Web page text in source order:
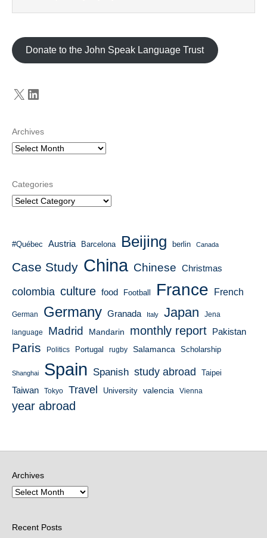
Donate to the John Speak Language Trust
X LinkedIn
Archives
Categories
#Québec Austria Barcelona Beijing berlin Canada
Case Study China Chinese Christmas
colombia culture food Football France French
German Germany Granada Italy Japan Jena
language Madrid Mandarin monthly report Pakistan
Paris Politics Portugal rugby Salamanca Scholarship
Shanghai Spain Spanish study abroad Taipei
Taiwan Tokyo Travel University valencia Vienna
year abroad
Archives
Recent Posts